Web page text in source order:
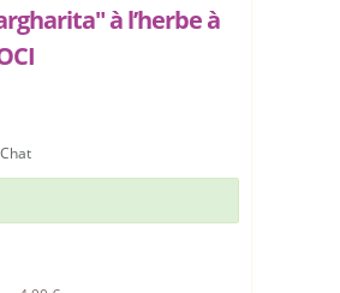
à l’herbe à